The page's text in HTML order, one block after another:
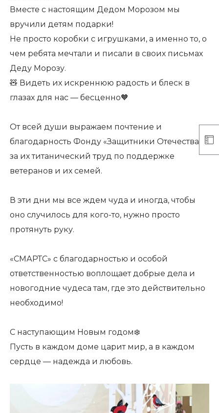
Вместе с настоящим Дедом Морозом мы
вручили детям подарки!
Не просто коробки с игрушками, а именно то, о
чем ребята мечтали и писали в своих письмах
Деду Морозу.
🧸 Видеть их искреннюю радость и блеск в
глазах для нас — бесценно🧡
От всей души выражаем почтение и
благодарность Фонду «Защитники Отечества»
за их титанический труд по поддержке
ветеранов и их семей.
В эти дни мы все ждем чуда и иногда, чтобы
оно случилось для кого-то, нужно просто
протянуть руку.
«СМАРТС» с благодарностью и особой
ответственностью воплощает добрые дела и
новогодние чудеса там, где это действительно
необходимо!
С наступающим Новым годом❄️
Пусть в каждом доме царит мир, а в каждом
сердце — надежда и любовь.